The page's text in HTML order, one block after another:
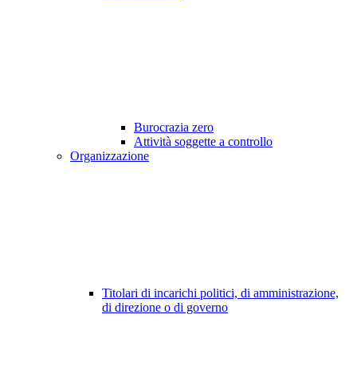
Burocrazia zero
Attività soggette a controllo
Organizzazione
Titolari di incarichi politici, di amministrazione,
di direzione o di governo